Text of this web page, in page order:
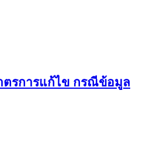
ตรการแก้ไข กรณีข้อมูล